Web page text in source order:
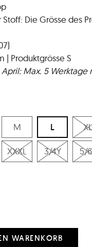
Die Grösse des
| Produktgrösse S
Max. 5 Werktage
M L XL
XXXL 3/4Y 5/